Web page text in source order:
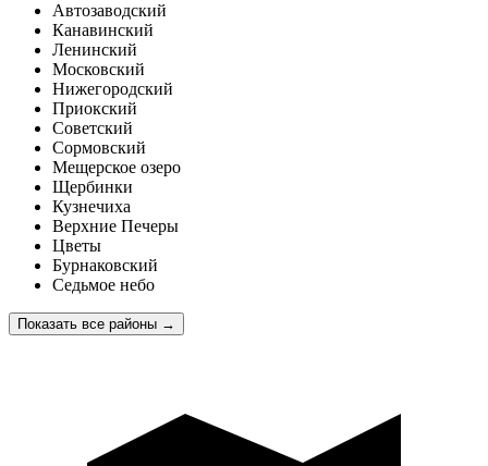
Автозаводский
Канавинский
Ленинский
Московский
Нижегородский
Приокский
Советский
Сормовский
Мещерское озеро
Щербинки
Кузнечиха
Верхние Печеры
Цветы
Бурнаковский
Седьмое небо
Показать все районы →